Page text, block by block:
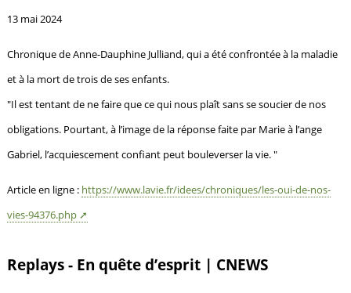
13 mai 2024
Chronique de Anne-Dauphine Julliand, qui a été confrontée à la maladie
et à la mort de trois de ses enfants.
"Il est tentant de ne faire que ce qui nous plaît sans se soucier de nos
obligations. Pourtant, à l’image de la réponse faite par Marie à l’ange
Gabriel, l’acquiescement confiant peut bouleverser la vie. "
Article en ligne : https://www.lavie.fr/idees/chroniques/les-oui-de-nos-
vies-94376.php
Replays - En quête d’esprit | CNEWS